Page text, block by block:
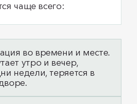
чаще всего:
во времени и месте.
утро и вечер,
недели, теряется в